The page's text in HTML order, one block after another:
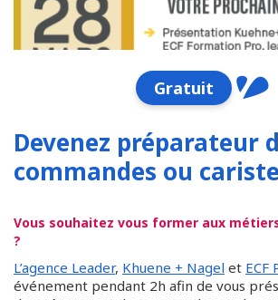
Gratuit
Devenez préparateur
commandes ou cariste
Vous souhaitez vous former aux
?
L’agence Leader, Khuene + Nagel et ECF
événement pendant 2h afin de vous